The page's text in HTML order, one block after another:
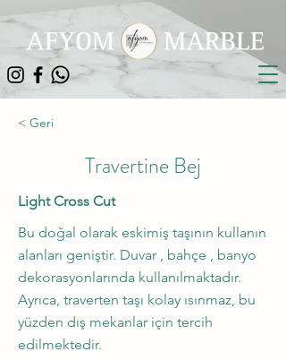
< Geri
Travertine Bej
Light Cross Cut
Bu doğal olarak eskimiş taşının kullanın
alanları geniştir. Duvar , bahçe , banyo
dekorasyonlarında kullanılmaktadır.
Ayrıca, traverten taşı kolay ısınmaz, bu
yüzden dış mekanlar için tercih
edilmektedir.